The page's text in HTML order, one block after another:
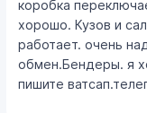
коробка
хорошо. Кузов и
работает. очень
обмен.Бендеры. я
пишите